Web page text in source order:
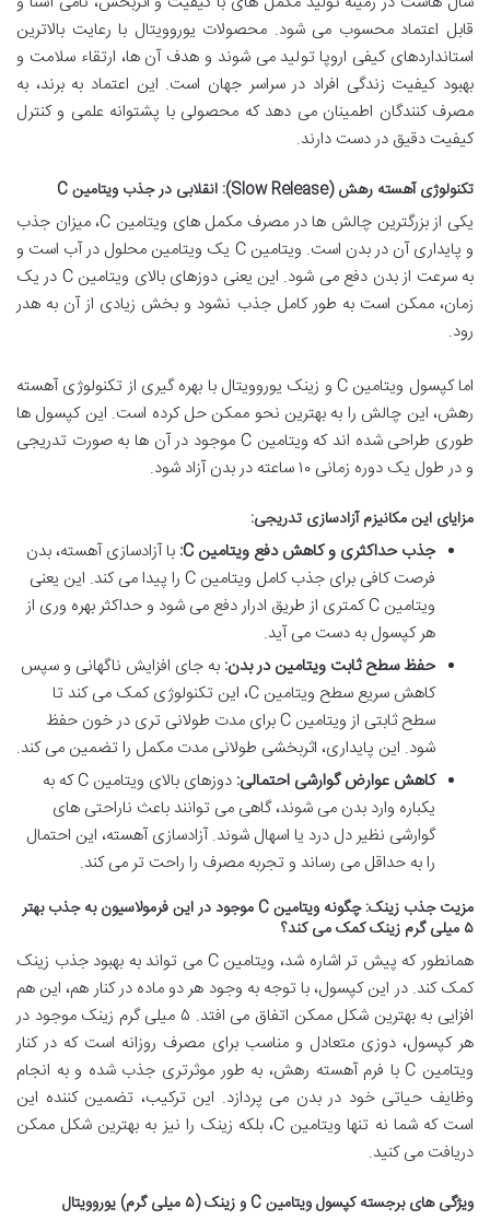
قابل اعتماد محسوب می شود. محصولات یوروویتال با رعایت بالاترین
استانداردهای کیفی اروپا تولید می شوند و هدف آن ها، ارتقاء سلامت و
بهبود کیفیت زندگی افراد در سراسر جهان است. این اعتماد به برند، به
مصرف کنندگان اطمینان می دهد که محصولی با پشتوانه علمی و کنترل
کیفیت دقیق در دست دارند.
تکنولوژی آهسته رهش (Slow Release): انقلابی در جذب ویتامین C
یکی از بزرگترین چالش ها در مصرف مکمل های ویتامین C، میزان جذب
و پایداری آن در بدن است. ویتامین C یک ویتامین محلول در آب است و
به سرعت از بدن دفع می شود. این یعنی دوزهای بالای ویتامین C در یک
زمان، ممکن است به طور کامل جذب نشود و بخش زیادی از آن به هدر
رود.
اما کپسول ویتامین C و زینک یوروویتال با بهره گیری از تکنولوژی آهسته
رهش، این چالش را به بهترین نحو ممکن حل کرده است. این کپسول ها
طوری طراحی شده اند که ویتامین C موجود در آن ها به صورت تدریجی
و در طول یک دوره زمانی ۱۰ ساعته در بدن آزاد شود.
مزایای این مکانیزم آزادسازی تدریجی:
جذب حداکثری و کاهش دفع ویتامین C:
با آزادسازی آهسته، بدن
فرصت کافی برای جذب کامل ویتامین C را پیدا می کند. این یعنی
ویتامین C کمتری از طریق ادرار دفع می شود و حداکثر بهره وری از
هر کپسول به دست می آید.
حفظ سطح ثابت ویتامین در بدن: به جای افزایش ناگهانی و سپس
کاهش سریع سطح ویتامین C، این تکنولوژی کمک می کند تا
سطح ثابتی از ویتامین C برای مدت طولانی تری در خون حفظ
شود. این پایداری، اثربخشی طولانی مدت مکمل را تضمین می کند.
کاهش عوارض گوارشی احتمالی:
دوزهای بالای ویتامین C که به
یکباره وارد بدن می شوند، گاهی می توانند باعث ناراحتی های
گوارشی نظیر دل درد یا اسهال شوند. آزادسازی آهسته، این احتمال
را به حداقل می رساند و تجربه مصرف را راحت تر می کند.
مزیت جذب زینک: چگونه ویتامین C موجود در این فرمولاسیون به جذب بهتر
۵ میلی گرم زینک کمک می کند؟
همانطور که پیش تر اشاره شد، ویتامین C می تواند به بهبود جذب زینک
کمک کند. در این کپسول، با توجه به وجود هر دو ماده در کنار هم، این هم
افزایی به بهترین شکل ممکن اتفاق می افتد. ۵ میلی گرم زینک موجود در
هر کپسول، دوزی متعادل و مناسب برای مصرف روزانه است که در کنار
ویتامین C با فرم آهسته رهش، به طور موثرتری جذب شده و به انجام
وظایف حیاتی خود در بدن می پردازد. این ترکیب، تضمین کننده این
است که شما نه تنها ویتامین C، بلکه زینک را نیز به بهترین شکل ممکن
دریافت می کنید.
ویژگی های برجسته کپسول ویتامین C و زینک (۵ میلی گرم) یوروویتال